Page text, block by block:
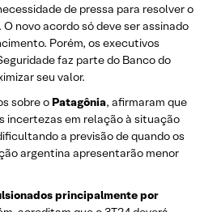
de pressa para resolver o
. O novo acordo só deve ser assinado
Porém, os executivos
faz parte do Banco do
seu valor.
sobre o Patagônia, afirmaram que
incertezas em relação à situação
a previsão de quando os
argentina apresentarão menor
principalmente por